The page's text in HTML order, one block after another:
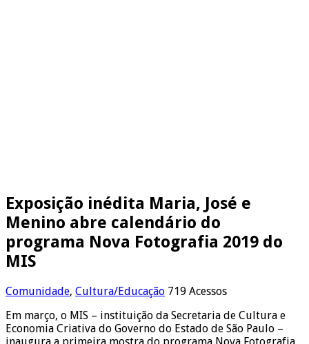
Exposição inédita Maria, José e
Menino abre calendário do
programa Nova Fotografia 2019 do
MIS
Comunidade, Cultura/Educação 719 Acessos
Em março, o MIS – instituição da Secretaria de Cultura e
Economia Criativa do Governo do Estado de São Paulo –
inaugura a primeira mostra do programa Nova Fotografia